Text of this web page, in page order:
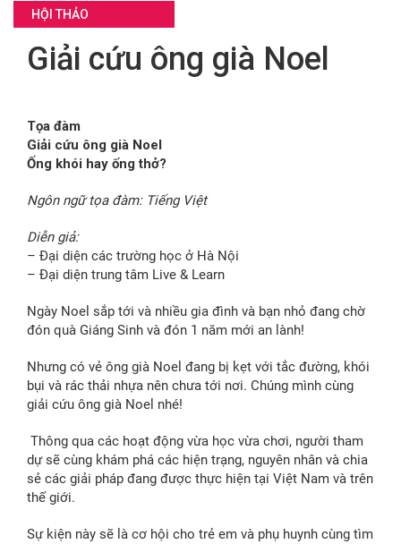
HỘI THẢO
Giải cứu ông già Noel
Tọa đàm
Giải cứu ông già Noel
Ống khói hay ống thở?
Ngôn ngữ tọa đàm: Tiếng Việt
Diễn giả:
– Đại diện các trường học ở Hà Nội
– Đại diện trung tâm Live & Learn
Ngày Noel sắp tới và nhiều gia đình và bạn nhỏ đang chờ
đón quà Giáng Sinh và đón 1 năm mới an lành!
Nhưng có vẻ ông già Noel đang bị kẹt với tắc đường, khói
bụi và rác thải nhựa nên chưa tới nơi. Chúng mình cùng
giải cứu ông già Noel nhé!
Thông qua các hoạt động vừa học vừa chơi, người tham
dự sẽ cùng khám phá các hiện trạng, nguyên nhân và chia
sẻ các giải pháp đang được thực hiện tại Việt Nam và trên
thế giới.
Sự kiện này sẽ là cơ hội cho trẻ em và phụ huynh cùng tìm